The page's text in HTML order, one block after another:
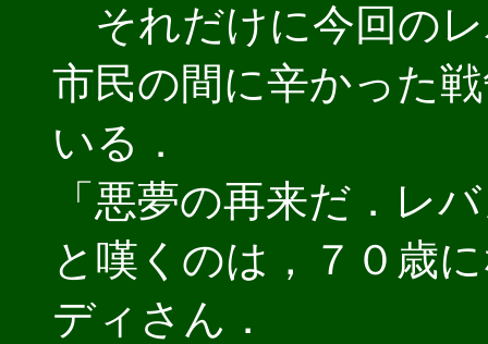
それだけに今回の
市民の間に辛かった
いる．
「悪夢の再来だ．レ
と嘆くのは，７０歳
ディさん．